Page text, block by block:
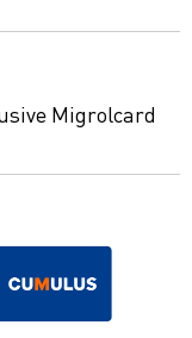
Migrolcard